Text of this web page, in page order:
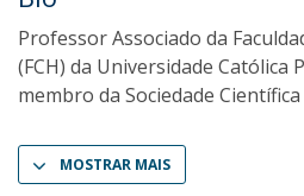
Professor Associado da
(FCH) da Universidade Católica
membro da Sociedade
MOSTRAR MAIS